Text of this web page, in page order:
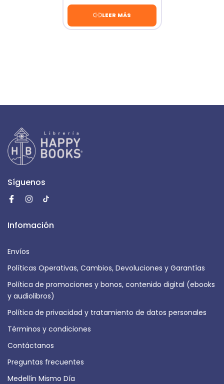
LEER MÁS
Síguenos
Infomación
Envíos
Políticas Operativas, Cambios, Devoluciones y Garantías
Política de promociones y bonos, contenido digital (ebooks
y audiolibros)
Política de privacidad y tratamiento de datos personales
Términos y condiciones
Contáctanos
Preguntas frecuentes
Medellín Mismo Día